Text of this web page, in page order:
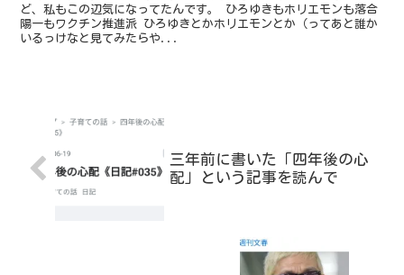
ど、私もこの辺気になってたんです。 ひろゆきもホリエモンも落合
陽一もワクチン推進派 ひろゆきとかホリエモンとか（ってあと誰か
いるっけなと見てみたらや...
三年前に書いた「四年後の心
配」という記事を読んで